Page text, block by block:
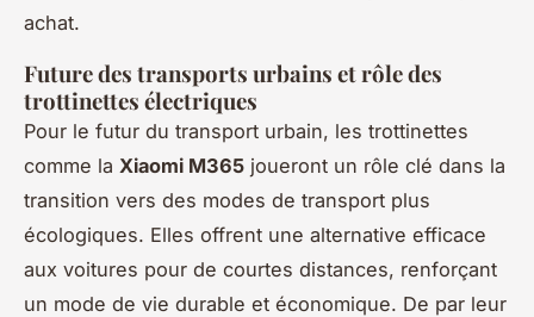
achat.
Future des transports urbains et rôle des
trottinettes électriques
Pour le futur du transport urbain, les trottinettes
comme la Xiaomi M365 joueront un rôle clé dans la
transition vers des modes de transport plus
écologiques. Elles offrent une alternative efficace
aux voitures pour de courtes distances, renforçant
un mode de vie durable et économique. De par leur